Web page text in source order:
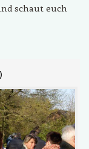
schaut euch